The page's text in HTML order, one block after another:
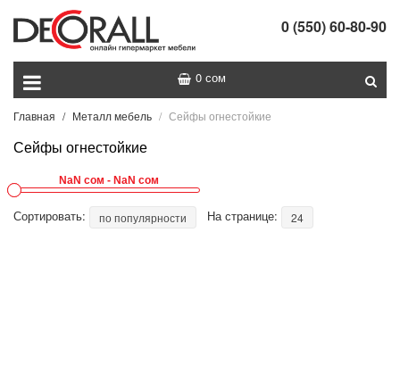
0 (550) 60-80-90
0 сом
Главная Металл мебель Сейфы огнестойкие
Сейфы огнестойкие
Сортировать: по популярности На странице: 24